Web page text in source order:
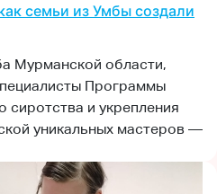
семьи из Умбы создали
Мурманской области,
Программы
сиротства и укрепления
уникальных мастеров —